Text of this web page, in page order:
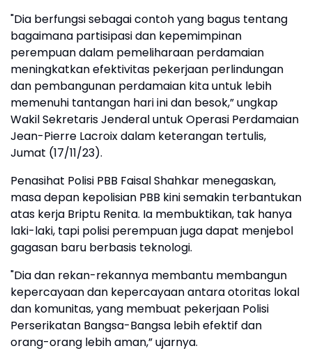
"Dia berfungsi sebagai contoh yang bagus tentang
bagaimana partisipasi dan kepemimpinan
perempuan dalam pemeliharaan perdamaian
meningkatkan efektivitas pekerjaan perlindungan
dan pembangunan perdamaian kita untuk lebih
memenuhi tantangan hari ini dan besok,” ungkap
Wakil Sekretaris Jenderal untuk Operasi Perdamaian
Jean-Pierre Lacroix dalam keterangan tertulis,
Jumat (17/11/23).
Penasihat Polisi PBB Faisal Shahkar menegaskan,
masa depan kepolisian PBB kini semakin terbantukan
atas kerja Briptu Renita. Ia membuktikan, tak hanya
laki-laki, tapi polisi perempuan juga dapat menjebol
gagasan baru berbasis teknologi.
"Dia dan rekan-rekannya membantu membangun
kepercayaan dan kepercayaan antara otoritas lokal
dan komunitas, yang membuat pekerjaan Polisi
Perserikatan Bangsa-Bangsa lebih efektif dan
orang-orang lebih aman,” ujarnya.